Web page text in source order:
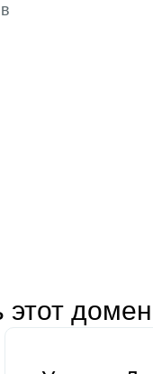
этот домен